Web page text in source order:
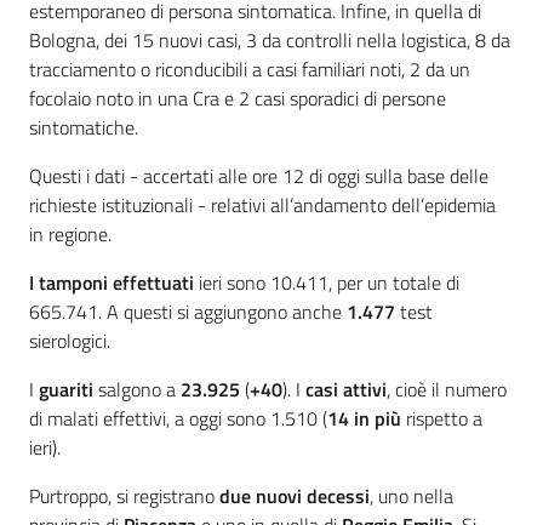
estemporaneo di persona sintomatica. Infine, in quella di
Bologna, dei 15 nuovi casi, 3 da controlli nella logistica, 8 da
tracciamento o riconducibili a casi familiari noti, 2 da un
focolaio noto in una Cra e 2 casi sporadici di persone
sintomatiche.
Questi i dati - accertati alle ore 12 di oggi sulla base delle
richieste istituzionali - relativi all’andamento dell’epidemia
in regione.
I tamponi effettuati ieri sono 10.411, per un totale di
665.741. A questi si aggiungono anche 1.477 test
sierologici.
I guariti salgono a 23.925 (+40). I casi attivi, cioè il numero
di malati effettivi, a oggi sono 1.510 (14 in più rispetto a
ieri).
Purtroppo, si registranodue nuovi decessi, uno nella